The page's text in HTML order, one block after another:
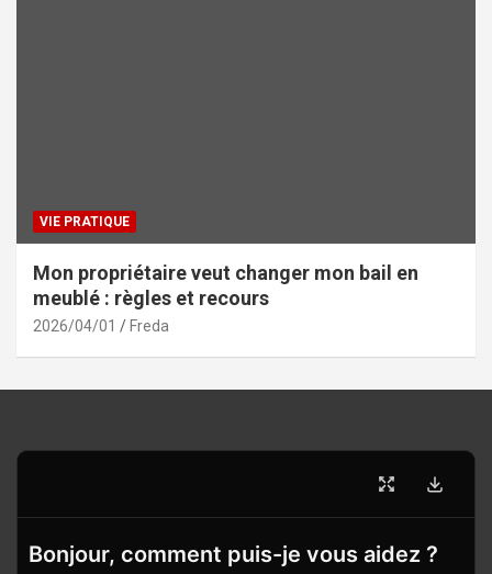
VIE PRATIQUE
Mon propriétaire veut changer mon bail en
meublé : règles et recours
2026/04/01 Freda
Bonjour, comment puis-je vous aidez ?